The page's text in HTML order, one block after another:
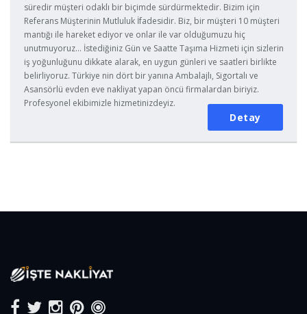
süredir müşteri odaklı bir biçimde sürdürmektedir. Bizim için
Referans Müşterinin Mutluluk İfadesidir. Biz, bir müşteri 10 müşteri
mantığı ile hareket ediyor ve onlar ile var olduğumuzu hiç
unutmuyoruz... İstediğiniz Gün ve Saatte Taşıma Hizmeti için sizlerin
iş yoğunluğunu dikkate alarak, en uygun günleri ve saatleri birlikte
belirliyoruz. Türkiye nin dört bir yanına Ambalajlı, Sigortalı ve
Asansörlü evden eve nakliyat yapan öncü firmalardan biriyiz.
Profesyonel ekibimizle hizmetinizdeyiz.
Detay